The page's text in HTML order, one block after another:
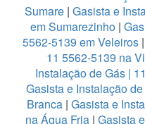
Sumare | Gasista e
em Sumarezinho |
5562-5139 em Veleiros |
11 5562-5139 na
Instalação de Gás |
Gasista e Instalação
Branca| Gasista e
na Água Fria| Gasista